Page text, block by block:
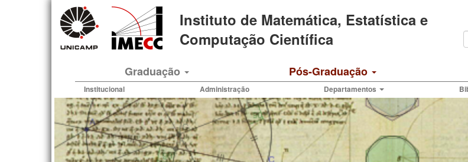
Instituto de Matemática, Estatística e
Computação Científica
Graduação Pós-Graduação
Institucional Administração Departamentos